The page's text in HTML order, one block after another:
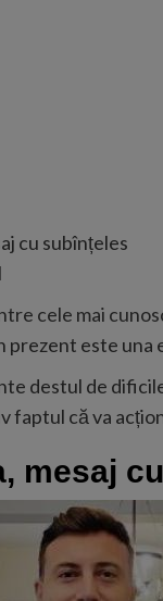
cu subînțeles
cele mai
prezent este una
destul de
faptul că va
mesaj